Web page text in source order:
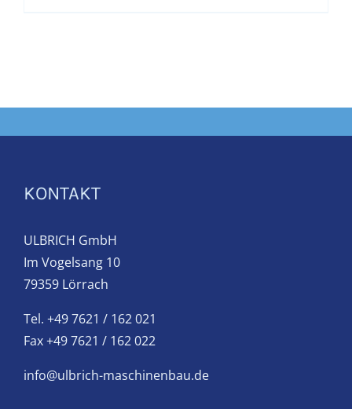
KONTAKT
ULBRICH GmbH
Im Vogelsang 10
79359 Lörrach
Tel. +49 7621 / 162 021
Fax +49 7621 / 162 022
info@ulbrich-maschinenbau.de